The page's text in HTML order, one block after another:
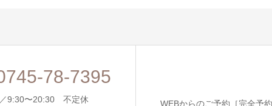
78-7395
9:30〜20:30 不定休 WEBからのご予約［完全予約